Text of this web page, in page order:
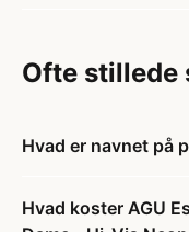
Ofte stillede
Hvad er navnet på
Hvad koster AGU